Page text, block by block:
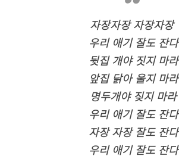
자장자장 자장자장
우리 애기 잘도 잔다
뒷집 개야 짓지 마라
앞집 닭아 울지 마라
명두개야 짖지 마라
우리 애기 잘도 잔다
자장 자장 잘도 잔다
우리 애기 잘도 잔다